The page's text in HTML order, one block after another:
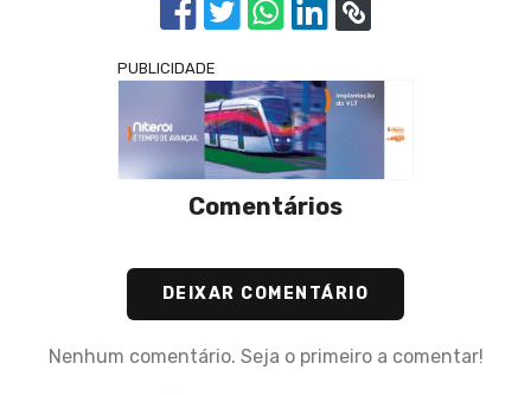
PUBLICIDADE
Comentários
DEIXAR COMENTÁRIO
Nenhum comentário. Seja o primeiro a comentar!